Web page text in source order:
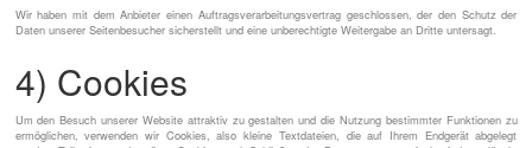
Wir haben mit dem Anbieter einen Auftragsverarbeitungsvertrag geschlossen, der den Schutz der
Daten unserer Seitenbesucher sicherstellt und eine unberechtigte Weitergabe an Dritte untersagt.
4) Cookies
Um den Besuch unserer Website attraktiv zu gestalten und die Nutzung bestimmter Funktionen zu
ermöglichen, verwenden wir Cookies, also kleine Textdateien, die auf Ihrem Endgerät abgelegt